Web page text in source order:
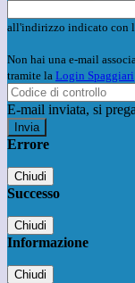
all'indirizzo indicato con
Non hai una e-mail
tramite la Login Spaggiari
E-mail inviata, si
Errore
Chiudi
Successo
Chiudi
Informazione
Chiudi